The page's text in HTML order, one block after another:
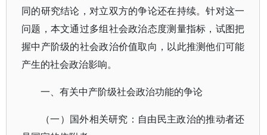
同的研究结论，对立双方的争论还在持续。针对这一
问题，本文通过多组社会政治态度测量指标，试图把
握中产阶级的社会政治价值取向，以此推测他们可能
产生的社会政治影响。
一、有关中产阶级社会政治功能的争论
（一）国外相关研究：自由民主政治的推动者还